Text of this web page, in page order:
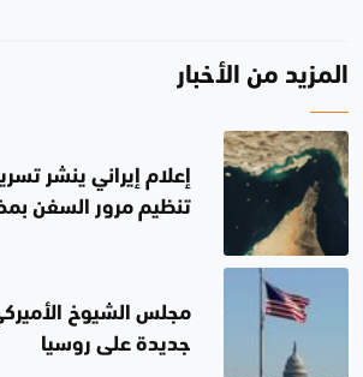
المزيد من الأخبار
إعلام إيراني ينشر
تنظيم مرور السفن
مجلس الشيوخ
جديدة على روسيا